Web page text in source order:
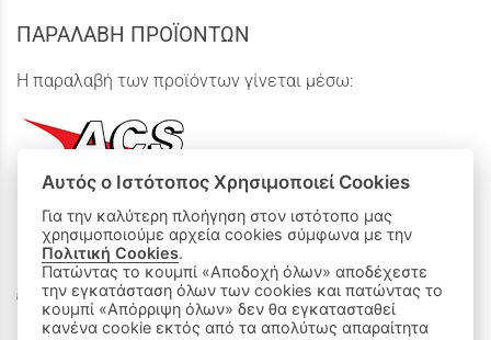
ΠΑΡΑΛΑΒΗ ΠΡΟΪΟΝΤΩΝ
Η παραλαβή των προϊόντων γίνεται μέσω:
ΟΙ ΑΓΟΡΕΣ ΜΟΥ
Καλάθι Αγορών
Αυτός ο Ιστότοπος Χρησιμοποιεί Cookies
Για την καλύτερη πλοήγηση στον ιστότοπο μας
χρησιμοποιούμε αρχεία cookies σύμφωνα με την
Πολιτική Cookies.
Πατώντας το κουμπί «Αποδοχή όλων» αποδέχεστε
την εγκατάσταση όλων των cookies και πατώντας το
κουμπί «Απόρριψη όλων» δεν θα εγκατασταθεί
κανένα cookie εκτός από τα απολύτως απαραίτητα